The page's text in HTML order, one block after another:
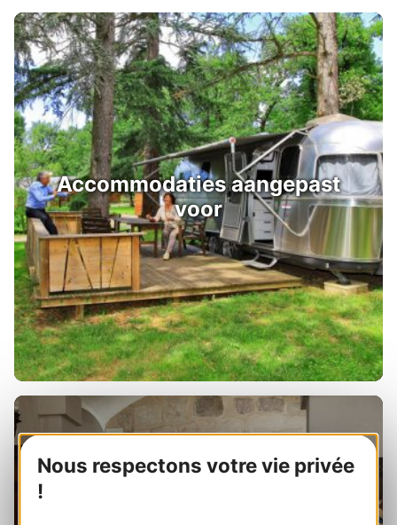
Nous respectons votre vie privée
!
Accommodaties aangepast
voor